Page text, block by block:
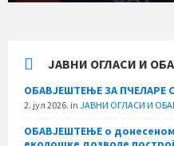
ЈАВНИ ОГЛАСИ И
ОБАВЈЕШТЕЊЕ ЗА ПЧЕЛАРЕ
2. јул 2026. in ЈАВНИ ОГЛАСИ И
ОБАВЈЕШТЕЊЕ о